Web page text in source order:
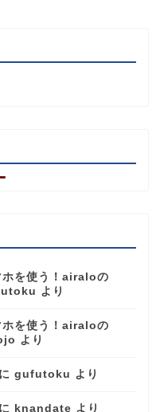
ホを使う！airaloの
より
ホを使う！airaloの
より
に gufutoku より
に knandate より